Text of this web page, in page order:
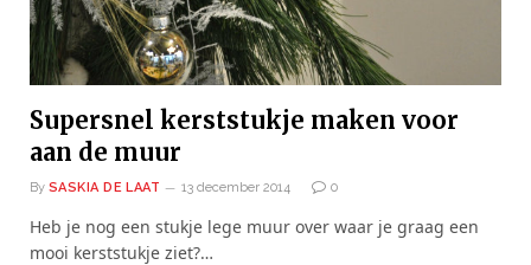
Supersnel kerststukje maken voor
aan de muur
By SASKIA DE LAAT 13 december 2014 0
Heb je nog een stukje lege muur over waar je graag een
mooi kerststukje ziet?…